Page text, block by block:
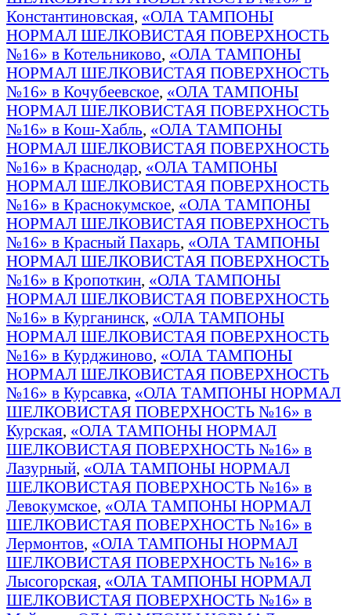
Константиновская, «ОЛА ТАМПОНЫ
НОРМАЛ ШЕЛКОВИСТАЯ ПОВЕРХНОСТЬ
№16» в Котельниково, «ОЛА ТАМПОНЫ
НОРМАЛ ШЕЛКОВИСТАЯ ПОВЕРХНОСТЬ
№16» в Кочубеевское, «ОЛА ТАМПОНЫ
НОРМАЛ ШЕЛКОВИСТАЯ ПОВЕРХНОСТЬ
№16» в Кош-Хабль, «ОЛА ТАМПОНЫ
НОРМАЛ ШЕЛКОВИСТАЯ ПОВЕРХНОСТЬ
№16» в Краснодар, «ОЛА ТАМПОНЫ
НОРМАЛ ШЕЛКОВИСТАЯ ПОВЕРХНОСТЬ
№16» в Краснокумское, «ОЛА ТАМПОНЫ
НОРМАЛ ШЕЛКОВИСТАЯ ПОВЕРХНОСТЬ
№16» в Красный Пахарь, «ОЛА ТАМПОНЫ
НОРМАЛ ШЕЛКОВИСТАЯ ПОВЕРХНОСТЬ
№16» в Кропоткин, «ОЛА ТАМПОНЫ
НОРМАЛ ШЕЛКОВИСТАЯ ПОВЕРХНОСТЬ
№16» в Курганинск, «ОЛА ТАМПОНЫ
НОРМАЛ ШЕЛКОВИСТАЯ ПОВЕРХНОСТЬ
№16» в Курджиново, «ОЛА ТАМПОНЫ
НОРМАЛ ШЕЛКОВИСТАЯ ПОВЕРХНОСТЬ
№16» в Курсавка, «ОЛА ТАМПОНЫ НОРМАЛ
ШЕЛКОВИСТАЯ ПОВЕРХНОСТЬ №16» в
Курская, «ОЛА ТАМПОНЫ НОРМАЛ
ШЕЛКОВИСТАЯ ПОВЕРХНОСТЬ №16» в
Лазурный, «ОЛА ТАМПОНЫ НОРМАЛ
ШЕЛКОВИСТАЯ ПОВЕРХНОСТЬ №16» в
Левокумское, «ОЛА ТАМПОНЫ НОРМАЛ
ШЕЛКОВИСТАЯ ПОВЕРХНОСТЬ №16» в
Лермонтов, «ОЛА ТАМПОНЫ НОРМАЛ
ШЕЛКОВИСТАЯ ПОВЕРХНОСТЬ №16» в
Лысогорская, «ОЛА ТАМПОНЫ НОРМАЛ
ШЕЛКОВИСТАЯ ПОВЕРХНОСТЬ №16» в